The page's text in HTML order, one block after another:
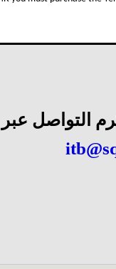
https://
التواصل عبر